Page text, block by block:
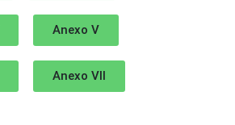
Anexo V
Anexo VII